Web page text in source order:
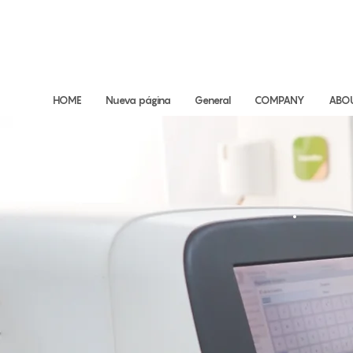
HOME Nueva página General COMPANY